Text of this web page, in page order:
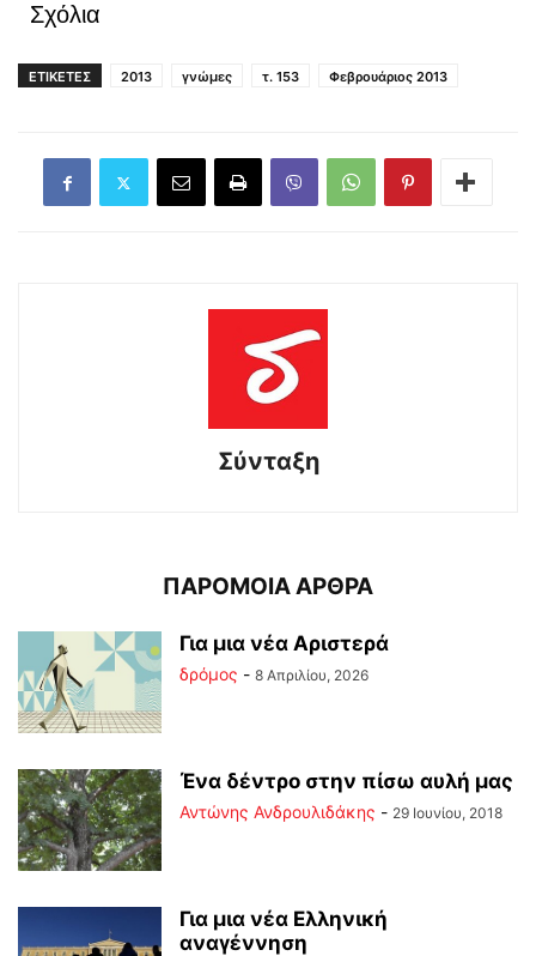
Σχόλια
ΕΤΙΚΕΤΕΣ 2013 γνώμες τ. 153 Φεβρουάριος 2013
Σύνταξη
ΠΑΡΟΜΟΙΑ ΑΡΘΡΑ
Για μια νέα Αριστερά
δρόμος - 8 Απριλίου, 2026
Ένα δέντρο στην πίσω αυλή μας
Αντώνης Ανδρουλιδάκης - 29 Ιουνίου, 2018
Για μια νέα Ελληνική
αναγέννηση